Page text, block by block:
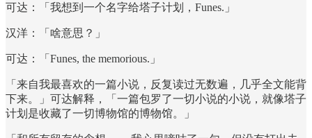
可达：「我想到一个名字给塔子计划，Funes.」
汉洋：「啥意思？」
可达：「Funes, the memorious.」
「来自我最喜欢的一篇小说，反复读过无数遍，几乎全文能背
下来。」可达解释，「一篇包罗了一切小说的小说，就像塔子
计划是收藏了一切博物馆的博物馆。」